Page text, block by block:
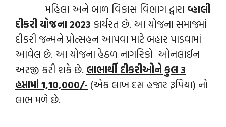
મહિલા અને બાળ વિકાસ વિભાગ દ્વારા વ્હાલી
દીકરી યોજના 2023 કાર્યરત છે. આ યોજના સમાજમાં
દીકરી જન્મને પ્રોત્સહન આપવા માટે બહાર પાડવામાં
આવેલ છે. આ યોજના હેઠળ નાગરિકો ઓનલાઈન
અરજી કરી શકે છે. લાભાર્થી દીકરીઓને કુલ 3
હપ્તામાં 1,10,000/- (એક લાખ દસ હજાર રૂપિયા) નો
લાભ મળે છે.